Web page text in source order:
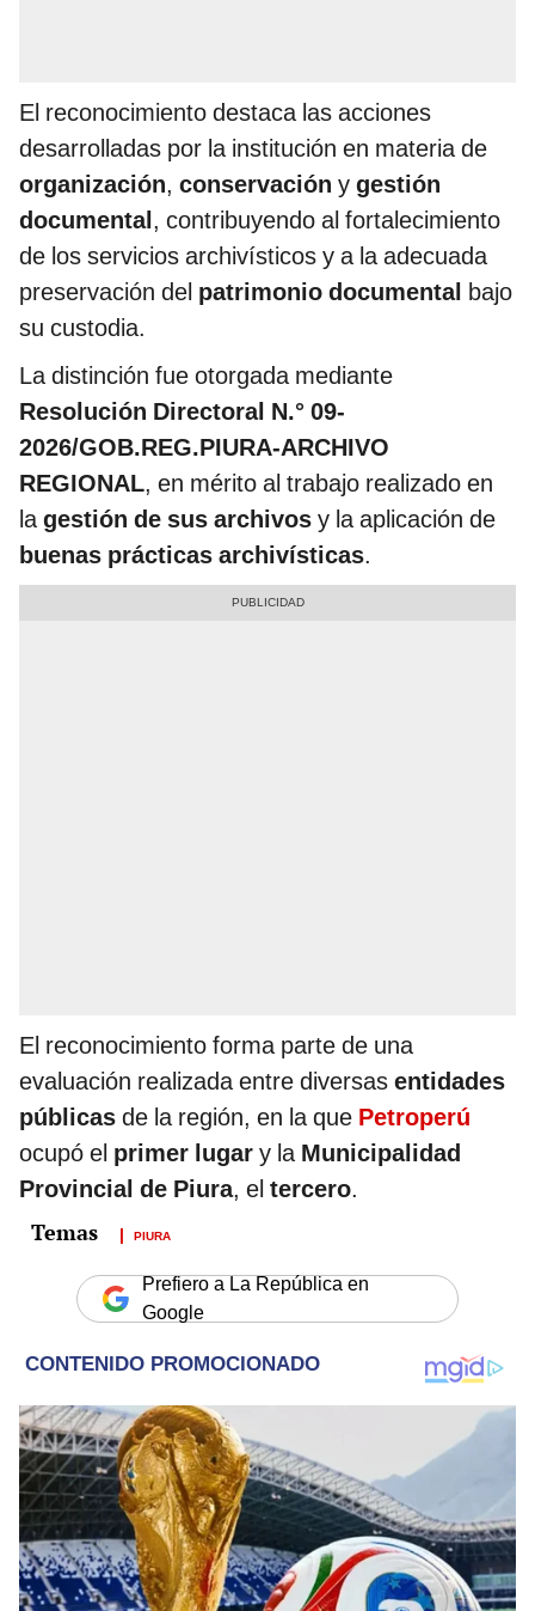
El reconocimiento destaca las acciones
desarrolladas por la institución en materia de
organización, conservación y gestión
documental, contribuyendo al fortalecimiento
de los servicios archivísticos y a la adecuada
preservación del patrimonio documental bajo
su custodia.
La distinción fue otorgada mediante
Resolución Directoral N.° 09-
2026/GOB.REG.PIURA-ARCHIVO
REGIONAL, en mérito al trabajo realizado en
lagestión de sus archivos y la aplicación de
buenas prácticas archivísticas.
El reconocimiento forma parte de una
evaluación realizada entre diversas entidades
públicas de la región, en la que Petroperú
ocupó el primer lugar y la Municipalidad
Provincial de Piura, el tercero.
PIURA
Prefiero a La República en
Google